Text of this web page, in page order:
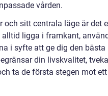
vården.
och sitt centrala läge är det
ligga i framkant,
i syfte att ge dig den
din livskvalitet,
ta de första stegen mot